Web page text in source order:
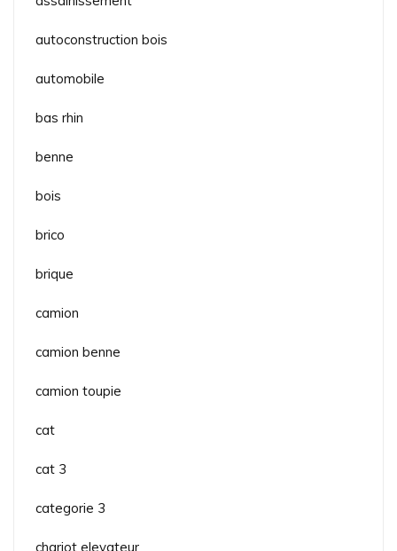
autoconstruction bois
automobile
bas rhin
benne
bois
brico
brique
camion
camion benne
camion toupie
cat
cat 3
categorie 3
chariot elevateur